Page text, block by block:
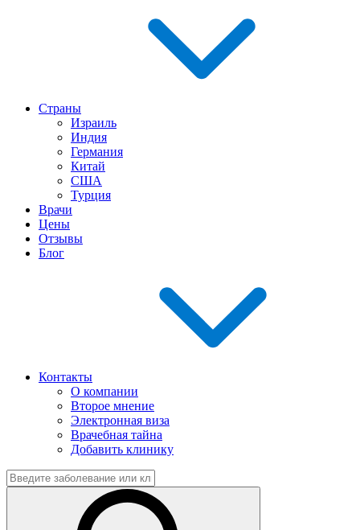
Страны
Израиль
Индия
Германия
Китай
США
Турция
Врачи
Цены
Отзывы
Блог
Контакты
О компании
Второе мнение
Электронная виза
Врачебная тайна
Добавить клинику